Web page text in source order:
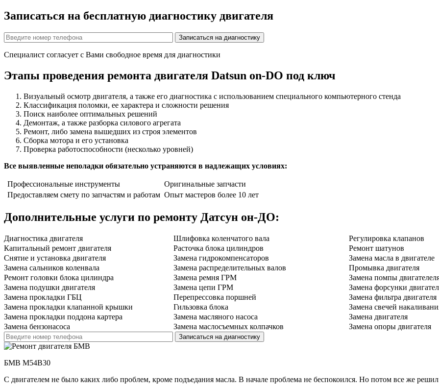
Записаться на бесплатную диагностику двигателя
Специалист согласует с Вами свободное время для диагностики
Этапы проведения ремонта двигателя Datsun on-DO под ключ
Визуальный осмотр двигателя, а также его диагностика с использованием специального компьютерного стенда
Классификация поломки, ее характера и сложности решения
Поиск наиболее оптимальных решений
Демонтаж, а также разборка силового агрегата
Ремонт, либо замена вышедших из строя элементов
Сборка мотора и его установка
Проверка работоспособности (несколько уровней)
Все выявленные неполадки обязательно устраняются в надлежащих условиях:
Профессиональные инструменты
Оригинальные запчасти
Предоставляем смету по запчастям и работам Опыт мастеров более 10 лет
Дополнительные услуги по ремонту Датсун он-ДО:
Диагностика двигателя Шлифовка коленчатого вала
Регулировка клапанов
Капитальный ремонт двигателя
Расточка блока цилиндров
Ремонт шатунов
Снятие и установка двигателя
Замена гидрокомпенсаторов
Замена масла в двигателе
Замена сальников коленвала
Замена распределительных валов
Промывка двигателя
Ремонт головки блока цилиндра
Замена ремня ГРМ
Замена помпы
Замена подушки двигателя
Замена цепи ГРМ
Замена форсунки
Замена прокладки ГБЦ
Перепрессовка поршней
Замена фильтра двигателя
Замена прокладки клапанной крышки
Гильзовка блока
Замена свечей
Замена прокладки поддона картера
Замена масляного насоса
Замена двигателя
Замена бензонасоса
Замена маслосъемных колпачков Замена опоры двигателя
БМВ М54B30
С двигателем не было каких либо проблем, кроме подъедания масла. В начале проблема не беспокоился. Но потом все же решил